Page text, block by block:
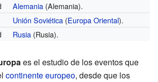
Alemania(Alemania).
Unión Soviética(Europa Oriental).
Rusia(Rusia).
es el estudio de los eventos que
continente europeo, desde que los